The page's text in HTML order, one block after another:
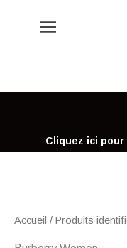
Cliquez ici
Accueil / Produits